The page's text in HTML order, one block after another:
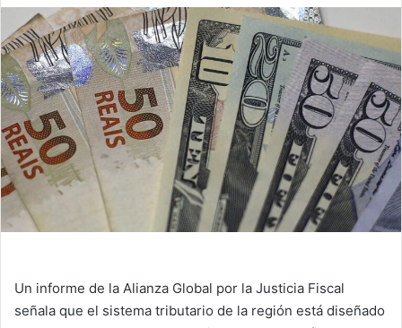
Un informe de la Alianza Global por la Justicia Fiscal
señala que el sistema tributario de la región está diseñado